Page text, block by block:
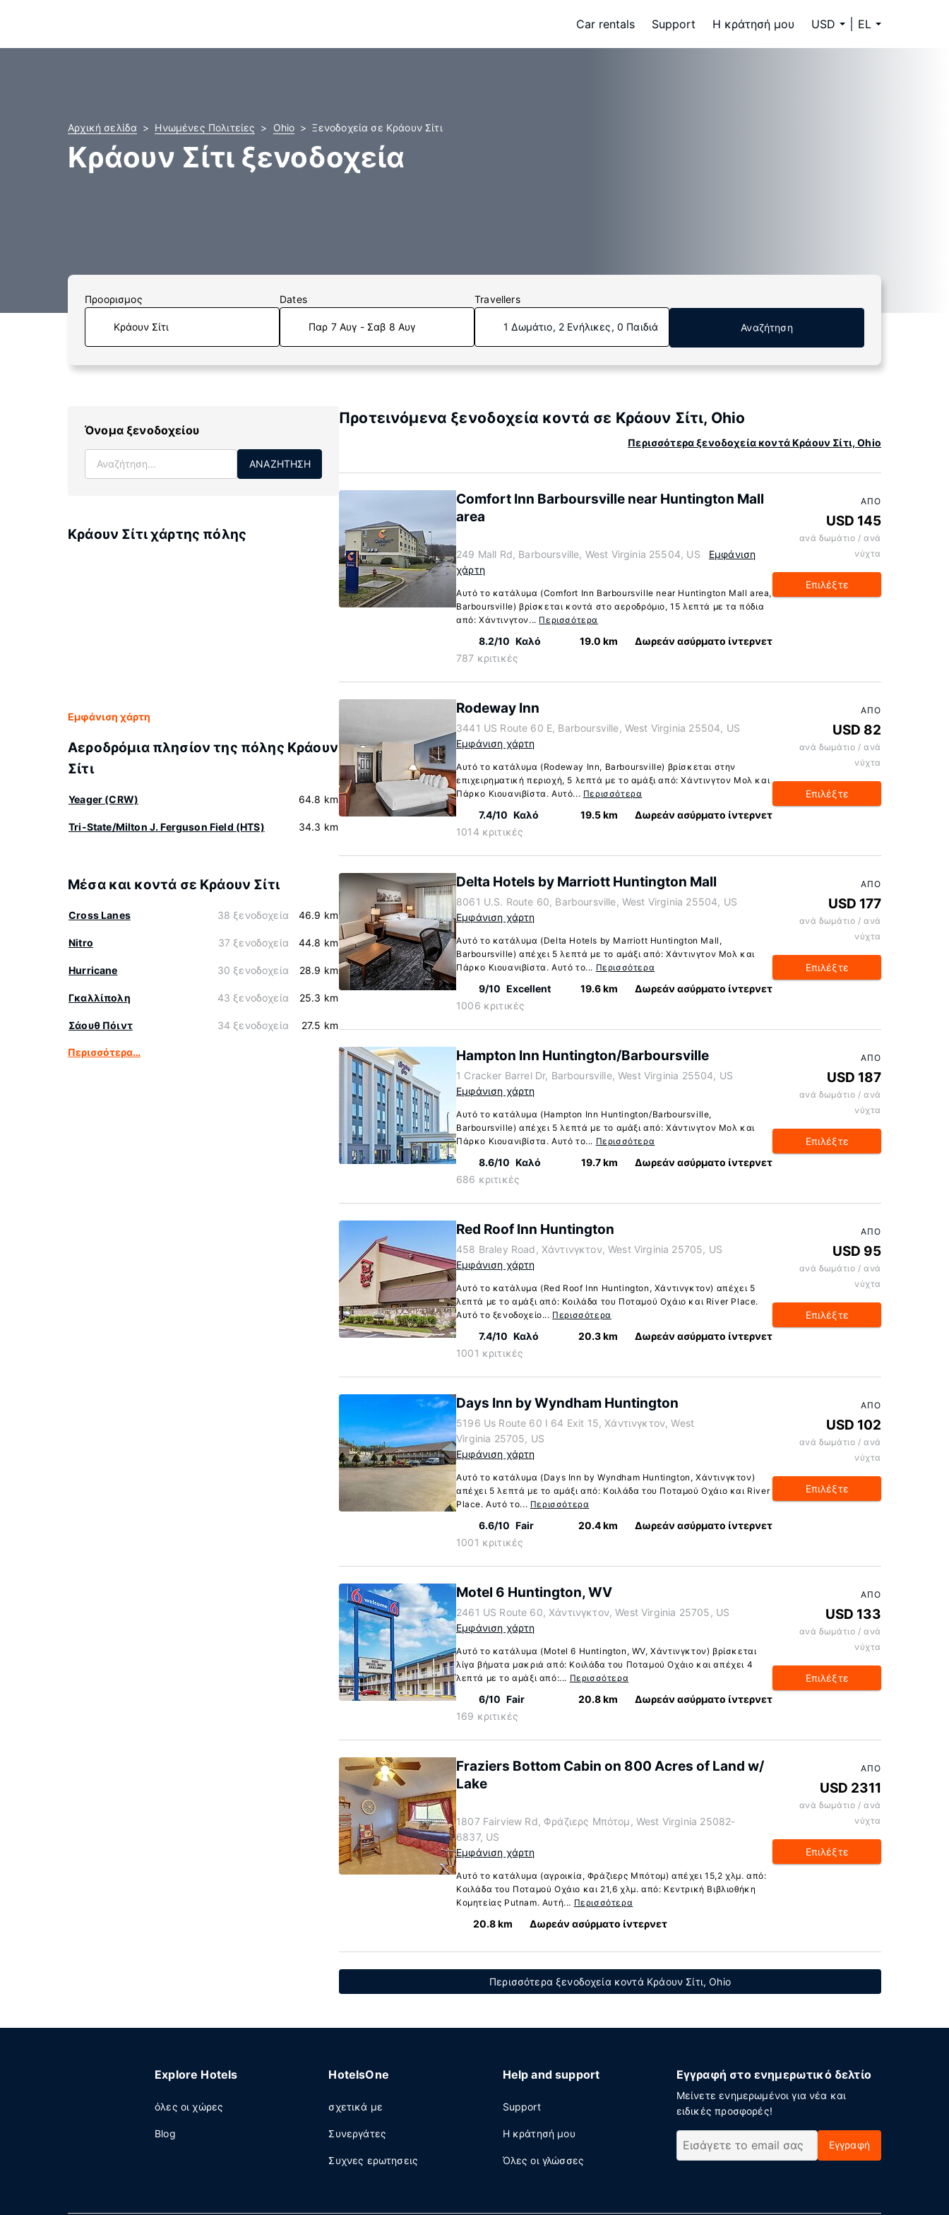
Car rentals Support Η κράτησή μου USD EL
Αρχική σελίδα Ηνωμένες Πολιτείες Ohio Ξενοδοχεία σε Κράουν Σίτι
Κράουν Σίτι ξενοδοχεία
Προορισμος Dates
Παρ 7 Αυγ - Σαβ 8 Αυγ
Travellers
1 Δωμάτιο, 2 Ενήλικες, 0 Παιδιά Αναζήτηση
Όνομα ξενοδοχείου
ΑΝΑΖΉΤΗΣΗ
Κράουν Σίτι χάρτης πόλης
Εμφάνιση χάρτη
Αεροδρόμια πλησίον της πόλης Κράουν
Σίτι
Yeager (CRW) 64.8 km
Tri-State/Milton J. Ferguson Field (HTS) 34.3 km
Μέσα και κοντά σε Κράουν Σίτι
Cross Lanes 38 ξενοδοχεία 46.9 km
Nitro 37 ξενοδοχεία 44.8 km
Hurricane 30 ξενοδοχεία 28.9 km
Γκαλλίπολη 43 ξενοδοχεία 25.3 km
Σάουθ Πόιντ 34 ξενοδοχεία 27.5 km
Περισσότερα…
Προτεινόμενα ξενοδοχεία κοντά σε Κράουν Σίτι, Ohio
Περισσότερα ξενοδοχεία κοντά Κράουν Σίτι, Ohio
Comfort Inn Barboursville near Huntington Mall
area
249 Mall Rd, Barboursville, West Virginia 25504, US
Εμφάνιση
χάρτη
Αυτό το κατάλυμα (Comfort Inn Barboursville near Huntington Mall area,
Barboursville) βρίσκεται κοντά στο αεροδρόμιο, 15 λεπτά με τα πόδια
από: Χάντινγτον... Περισσότερα
8.2/10 Καλό
787 κριτικές
19.0 km Δωρεάν ασύρματο ίντερνετ
ΑΠΌ
USD 145
ανά δωμάτιο / ανά
νύχτα
Επιλέξτε
Rodeway Inn
3441 US Route 60 E, Barboursville, West Virginia 25504, US
Εμφάνιση χάρτη
Αυτό το κατάλυμα (Rodeway Inn, Barboursville) βρίσκεται στην
επιχειρηματική περιοχή, 5 λεπτά με το αμάξι από: Χάντινγτον Μολ και
Πάρκο Κιουανιβίστα. Αυτό... Περισσότερα
7.4/10 Καλό
1014 κριτικές
19.5 km Δωρεάν ασύρματο ίντερνετ
ΑΠΌ
USD 82
ανά δωμάτιο / ανά
νύχτα
Επιλέξτε
Delta Hotels by Marriott Huntington Mall
8061 U.S. Route 60, Barboursville, West Virginia 25504, US
Εμφάνιση χάρτη
Αυτό το κατάλυμα (Delta Hotels by Marriott Huntington Mall,
Barboursville) απέχει 5 λεπτά με το αμάξι από: Χάντινγτον Μολ και
Πάρκο Κιουανιβίστα. Αυτό το... Περισσότερα
9/10 Excellent
1006 κριτικές
19.6 km Δωρεάν ασύρματο ίντερνετ
ΑΠΌ
USD 177
ανά δωμάτιο / ανά
νύχτα
Επιλέξτε
Hampton Inn Huntington/Barboursville
1 Cracker Barrel Dr, Barboursville, West Virginia 25504, US
Εμφάνιση χάρτη
Αυτό το κατάλυμα (Hampton Inn Huntington/Barboursville,
Barboursville) απέχει 5 λεπτά με το αμάξι από: Χάντινγτον Μολ και
Πάρκο Κιουανιβίστα. Αυτό το... Περισσότερα
8.6/10 Καλό
686 κριτικές
19.7 km Δωρεάν ασύρματο ίντερνετ
ΑΠΌ
USD 187
ανά δωμάτιο / ανά
νύχτα
Επιλέξτε
Red Roof Inn Huntington
458 Braley Road, Χάντινγκτον, West Virginia 25705, US
Εμφάνιση χάρτη
Αυτό το κατάλυμα (Red Roof Inn Huntington, Χάντινγκτον) απέχει 5
λεπτά με το αμάξι από: Κοιλάδα του Ποταμού Οχάιο και River Place.
Αυτό το ξενοδοχείο... Περισσότερα
7.4/10 Καλό
1001 κριτικές
20.3 km Δωρεάν ασύρματο ίντερνετ
ΑΠΌ
USD 95
ανά δωμάτιο / ανά
νύχτα
Επιλέξτε
Days Inn by Wyndham Huntington
5196 Us Route 60 I 64 Exit 15, Χάντινγκτον, West
Virginia 25705, US
Εμφάνιση χάρτη
Αυτό το κατάλυμα (Days Inn by Wyndham Huntington, Χάντινγκτον)
απέχει 5 λεπτά με το αμάξι από: Κοιλάδα του Ποταμού Οχάιο και River
Place. Αυτό το... Περισσότερα
6.6/10 Fair
1001 κριτικές
20.4 km Δωρεάν ασύρματο ίντερνετ
ΑΠΌ
USD 102
ανά δωμάτιο / ανά
νύχτα
Επιλέξτε
Motel 6 Huntington, WV
2461 US Route 60, Χάντινγκτον, West Virginia 25705, US
Εμφάνιση χάρτη
Αυτό το κατάλυμα (Motel 6 Huntington, WV, Χάντινγκτον) βρίσκεται
λίγα βήματα μακριά από: Κοιλάδα του Ποταμού Οχάιο και απέχει 4
λεπτά με το αμάξι από:... Περισσότερα
6/10 Fair
169 κριτικές
20.8 km Δωρεάν ασύρματο ίντερνετ
ΑΠΌ
USD 133
ανά δωμάτιο / ανά
νύχτα
Επιλέξτε
Fraziers Bottom Cabin on 800 Acres of Land w/
Lake
1807 Fairview Rd, Φράζιερς Μπότομ, West Virginia 25082-
6837, US
Εμφάνιση χάρτη
Αυτό το κατάλυμα (αγροικία, Φράζιερς Μπότομ) απέχει 15,2 χλμ. από:
Κοιλάδα του Ποταμού Οχάιο και 21,6 χλμ. από: Κεντρική Βιβλιοθήκη
Κομητείας Putnam. Αυτή... Περισσότερα
20.8 km Δωρεάν ασύρματο ίντερνετ
ΑΠΌ
USD 2311
ανά δωμάτιο / ανά
νύχτα
Επιλέξτε
Περισσότερα ξενοδοχεία κοντά Κράουν Σίτι, Ohio
Explore Hotels
όλες οι χώρες
Blog
HotelsOne
σχετικά με
Συνεργάτες
Συχνες ερωτησεις
Help and support
Support
Η κράτησή μου
Όλες οι γλώσσες
Εγγραφή στο ενημερωτικό δελτίο
Μείνετε ενημερωμένοι για νέα και
ειδικές προσφορές!
Εγγραφή